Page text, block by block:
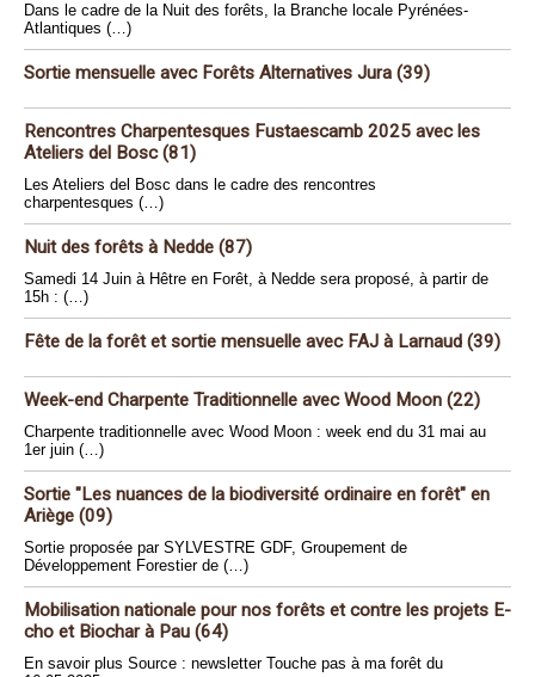
Dans le cadre de la Nuit des forêts, la Branche locale Pyrénées-
Atlantiques (…)
Sortie mensuelle avec Forêts Alternatives Jura (39)
Rencontres Charpentesques Fustaescamb 2025 avec les
Ateliers del Bosc (81)
Les Ateliers del Bosc dans le cadre des rencontres
charpentesques (…)
Nuit des forêts à Nedde (87)
Samedi 14 Juin à Hêtre en Forêt, à Nedde sera proposé, à partir de
15h : (…)
Fête de la forêt et sortie mensuelle avec FAJ à Larnaud (39)
Week-end Charpente Traditionnelle avec Wood Moon (22)
Charpente traditionnelle avec Wood Moon : week end du 31 mai au
1er juin (…)
Sortie "Les nuances de la biodiversité ordinaire en forêt" en
Ariège (09)
Sortie proposée par SYLVESTRE GDF, Groupement de
Développement Forestier de (…)
Mobilisation nationale pour nos forêts et contre les projets E-
cho et Biochar à Pau (64)
En savoir plus Source : newsletter Touche pas à ma forêt du